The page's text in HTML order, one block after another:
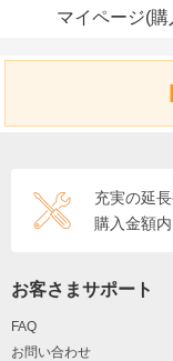
マイページ(
充実の延
購入金額
お客さまサポート
FAQ
お問い合わせ